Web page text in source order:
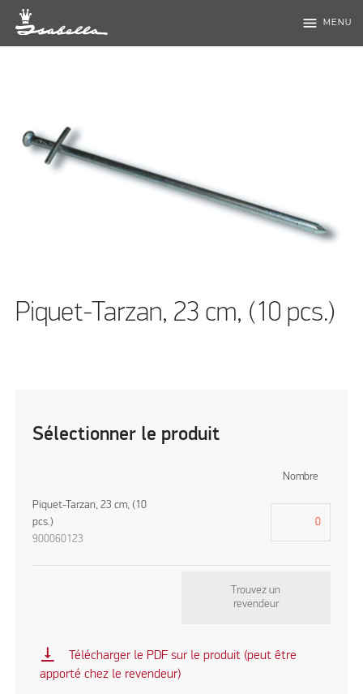
menu MENU
Piquet-Tarzan, 23 cm, (10 pcs.)
Sélectionner le produit
Nombre
Piquet-Tarzan, 23 cm, (10
pcs.)
900060123
Trouvez un
revendeur
vertical_align_bottom
Télécharger le PDF sur le produit (peut être
apporté chez le revendeur)